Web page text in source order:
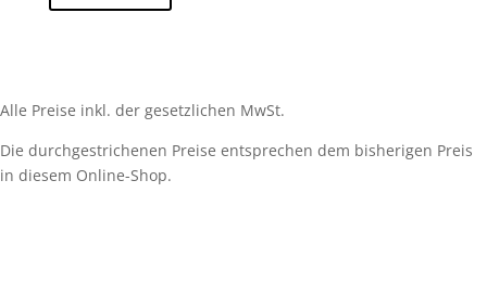
Alle Preise inkl. der gesetzlichen MwSt.
Die durchgestrichenen Preise entsprechen dem bisherigen Preis
in diesem Online-Shop.